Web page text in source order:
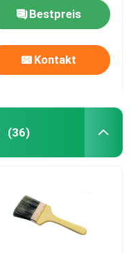
Bestpreis
Kontakt
(36)